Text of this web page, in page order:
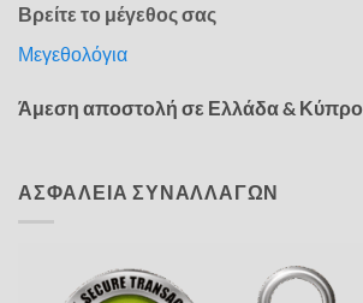
Βρείτε το μέγεθος σας
Μεγεθολόγια
Άμεση αποστολή σε Ελλάδα & Κύπρο
ΑΣΦΑΛΕΙΑ ΣΥΝΑΛΛΑΓΩΝ